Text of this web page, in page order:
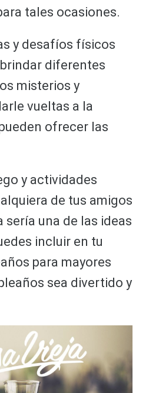
tales ocasiones.
y desafíos físicos
diferentes
misterios y
vueltas a la
ofrecer las
y actividades
de tus amigos
sería una de las ideas
incluir en tu
para mayores
sea divertido y